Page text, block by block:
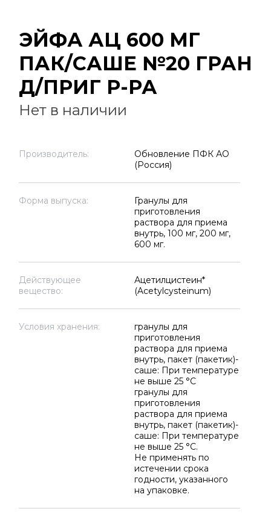
ЭЙФА АЦ 600 МГ
ПАК/САШЕ №20 ГРАН
Д/ПРИГ Р-РА
Нет в наличии
Производитель:
Обновление ПФК АО
(Россия)
Форма выпуска:
Гранулы для
приготовления
раствора для приема
внутрь, 100 мг, 200 мг,
600 мг.
Действующее
вещество:
Ацетилцистеин*
(Acetylcysteinum)
Условия хранения:
гранулы для
приготовления
раствора для приема
внутрь, пакет (пакетик)-
саше: При температуре
не выше 25 °C
гранулы для
приготовления
раствора для приема
внутрь, пакет (пакетик)-
саше: При температуре
не выше 25 °C.
Не применять по
истечении срока
годности, указанного
на упаковке.